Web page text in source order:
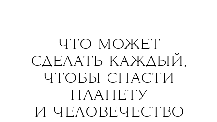
ЧТО МОЖЕТ
СДЕЛАТЬ КАЖДЫЙ,
ЧТОБЫ СПАСТИ
ПЛАНЕТУ
И ЧЕЛОВЕЧЕСТВО